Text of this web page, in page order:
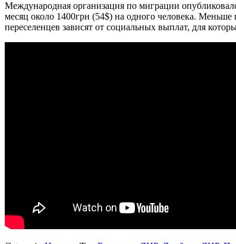
Международная организация по миграции
месяц около 1400грн (54$) на одного человека.
переселенцев зависят от социальных выплат, для